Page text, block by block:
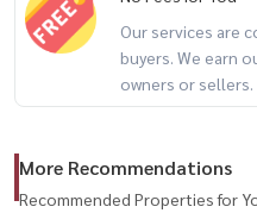
Very quiet community
Size 360 ​​sq.m.
▪︎4 bathrooms
▪︎2 living rooms
▪︎1 large balcony (30 sq.m.)
Our services are
buyers. We earn
owners or sellers.
More Recommendations
Recommended Properties for